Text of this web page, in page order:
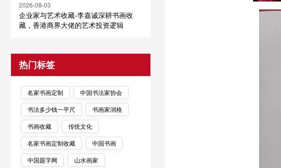
2026-08-03
企业家与艺术收藏-李嘉诚深耕书画收
藏，香港商界大佬的艺术投资逻辑
热门标签
名家书画定制
中国书法家协会
书法多少钱一平尺
书画家润格
书画收藏
传统文化
名家书画定制收藏
中国书画
中国题字网
山水画家